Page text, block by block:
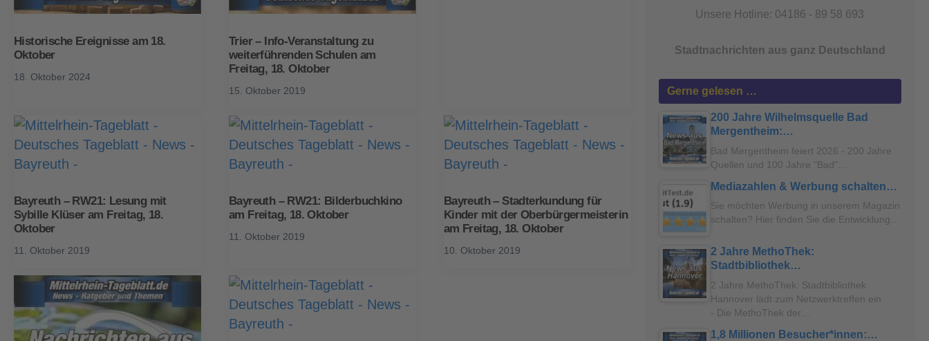
Historische Ereignisse am 18.
Oktober
18. Oktober 2024
Trier – Info-Veranstaltung zu
weiterführenden Schulen am
Freitag, 18. Oktober
15. Oktober 2019
Bayreuth – RW21: Lesung mit
Sybille Klüser am Freitag, 18.
Oktober
11. Oktober 2019
Bayreuth – RW21: Bilderbuchkino
am Freitag, 18. Oktober
11. Oktober 2019
Bayreuth – Stadterkundung für
Kinder mit der Oberbürgermeisterin
am Freitag, 18. Oktober
10. Oktober 2019
Unsere Hotline: 04186 - 89 58 693
Stadtnachrichten aus ganz Deutschland
Gerne gelesen …
200 Jahre Wilhelmsquelle Bad
Mergentheim:…
Bad Mergentheim feiert 2026 - 200 Jahre
Quellen und 100 Jahre "Bad"…
Mediazahlen & Werbung schalten…
Sie möchten Werbung in unserem Magazin
schalten? Hier finden Sie die Entwicklung…
2 Jahre MethoThek:
Stadtbibliothek…
2 Jahre MethoThek: Stadtbibliothek
Hannover lädt zum Netzwerktreffen ein
- Die MethoThek der…
1,8 Millionen Besucher*innen:…